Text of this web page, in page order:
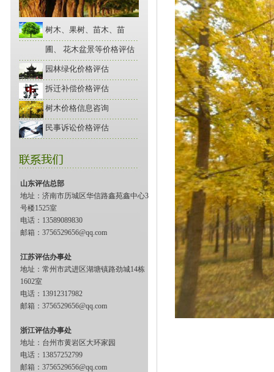
树木、果树、苗木、苗
圃、 花木盆景等价格评估
园林绿化价格评估
拆迁补偿价格评估
树木价格信息咨询
民事诉讼价格评估
山东评估总部
地址：济南市历城区华信路鑫苑鑫中心3
号楼1525室
电话：13589089830
邮箱：3756529656@qq.com
江苏评估办事处
地址：常州市武进区湖塘镇路劲城14栋
1602室
电话：13912317982
邮箱：3756529656@qq.com
浙江评估办事处
地址：台州市黄岩区大环家园
电话：13857252799
邮箱：3756529656@qq.com